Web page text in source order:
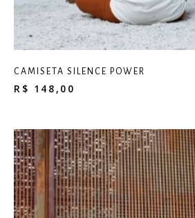
CAMISETA SILENCE POWER
R$ 148,00